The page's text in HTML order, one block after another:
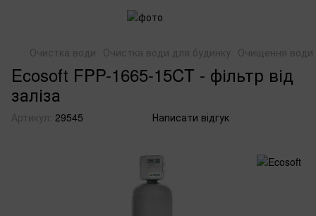
Очистка води Очистка води для будинку Очищення води
Ecosoft FPP-1665-15CT - фільтр від
заліза
Артикул: 29545 Написати відгук